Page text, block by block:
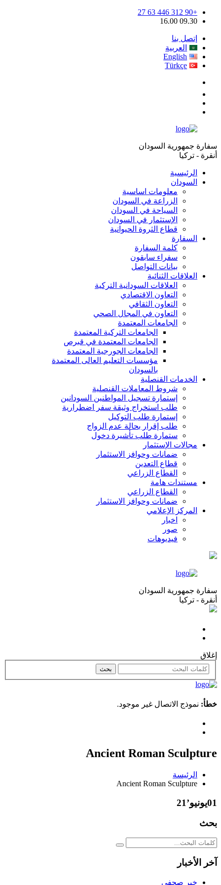
+90 312 446 63 27
09.30 16.00
إتصل بنا
العربية
English
Türkçe
سفارة جمهورية السودان
أنقرة - تركيا
الرئيسية
السودان
معلومات اساسية
الزراعة في السودان
السياحة في السودان
الإستثمار في السودان
قطاع الثروة الحيوانية
السفارة
كلمة السفارة
سفراء سابقون
بيانات التواصل
العلاقات الثنائية
العلاقات السودانية التركية
التعاون الاقتصادي
التعاون الثقافي
التعاون في المجال الصحي
الجامعات المعتمدة
الجامعات التركية المعتمدة
الجامعات المعتمدة في قبرص
الجامعات الجورجية المعتمدة
مؤسسات التعليم العالى المعتمدة
بالسودان
الخدمات القنصلية
شروط المعاملات القنصلية
إستمارة تسجيل المواطنين السودانين
طلب استخراج وثيقة سفر اضطرارية
إستمارة طلب التوكيل
طلب إقرار بحالة عدم الزواج
ستمارة طلب تأشيرة دخول
مجالات الإستثمار
ضمانات وحوافز الاستثمار
قطاع التعدين
القطاع الزراعي
مستندات هامة
القطاع الزراعي
ضمانات وحوافز الاستثمار
المركز الإعلامي
اخبار
صور
فيديوهات
سفارة جمهورية السودان
أنقرة - تركيا
إغلاق
خطأ: نموذج الاتصال غير موجود.
Ancient Roman Sculpture
الرئيسة
Ancient Roman Sculpture
01يونيو’21
بحث
آخر الأخبار
خبر صحفي